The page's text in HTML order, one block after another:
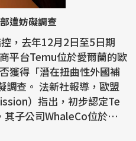
遭妨礙調查
，去年12月2日至5日期
平台Temu位於愛爾蘭的歐
獲得「潛在扭曲性外國補
報導，歐盟
）指出，初步認定Te
子公司WhaleCo位於都柏